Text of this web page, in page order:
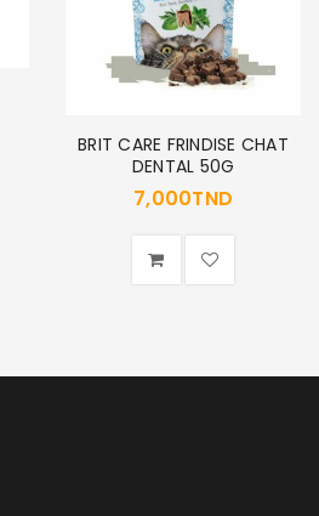
Se souvenir de moi
BRIT CARE FRINDISE CHAT
DENTAL 50G
7,000TND